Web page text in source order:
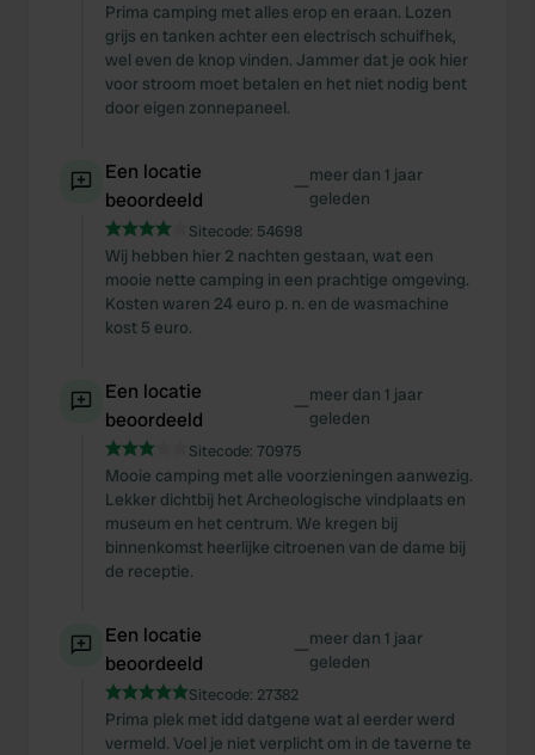
Prima camping met alles erop en eraan. Lozen
grijs en tanken achter een electrisch schuifhek,
wel even de knop vinden. Jammer dat je ook hier
voor stroom moet betalen en het niet nodig bent
door eigen zonnepaneel.
Een locatie
beoordeeld
—meer dan 1 jaar
geleden
Sitecode: 54698
Wij hebben hier 2 nachten gestaan, wat een
mooie nette camping in een prachtige omgeving.
Kosten waren 24 euro p. n. en de wasmachine
kost 5 euro.
Een locatie
beoordeeld
—meer dan 1 jaar
geleden
Sitecode: 70975
Mooie camping met alle voorzieningen aanwezig.
Lekker dichtbij het Archeologische vindplaats en
museum en het centrum. We kregen bij
binnenkomst heerlijke citroenen van de dame bij
de receptie.
Een locatie
beoordeeld
—meer dan 1 jaar
geleden
Sitecode: 27382
Prima plek met idd datgene wat al eerder werd
vermeld. Voel je niet verplicht om in de taverne te